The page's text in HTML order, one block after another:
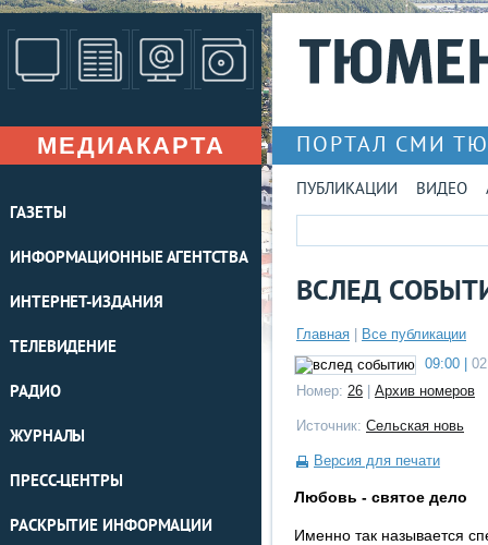
МЕДИАКАРТА
ГАЗЕТЫ
ИНФОРМАЦИОННЫЕ АГЕНТСТВА
ИНТЕРНЕТ-ИЗДАНИЯ
ТЕЛЕВИДЕНИЕ
РАДИО
ЖУРНАЛЫ
ПРЕСС-ЦЕНТРЫ
РАСКРЫТИЕ ИНФОРМАЦИИ
ПОРТАЛ СМИ
ПУБЛИКАЦИИ ВИДЕО
ВСЛЕД
Главная
Все публикации
09:00 |
Номер: 26 Архив номеров
Источник: Сельская новь
Версия для печати
Любовь - святое дело
Именно так называется